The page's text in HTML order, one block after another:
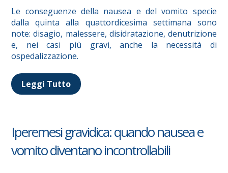
Le conseguenze della nausea e del vomito specie
dalla quinta alla quattordicesima settimana sono
note: disagio, malessere, disidratazione, denutrizione
e, nei casi più gravi, anche la necessità di
ospedalizzazione.
Leggi Tutto
Iperemesi gravidica: quando nausea e
vomito diventano incontrollabili